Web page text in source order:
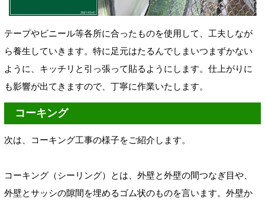
テープやビニール等各所に合ったものを使用して
、工夫しなが
ら養生していきます。 特に足元はたるんでしまいつまずかない
ように、キッチリと引っ張って貼るようにします。仕上がりに
も影響が出てきますので、丁寧に作業いたします。
コーキング
次は、コーキング工事の様子をご紹介します。
コーキング（シーリング） とは、外壁と外壁の間つなぎ目や、
外壁とサッシの隙間を埋める ゴム状のものを言います。 外壁か